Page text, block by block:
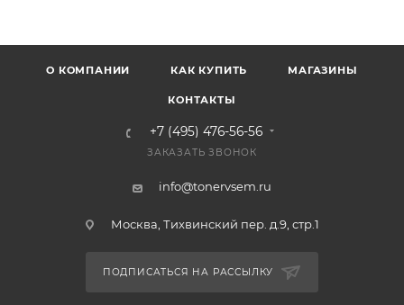
О КОМПАНИИ КАК КУПИТЬ МАГАЗИНЫ
КОНТАКТЫ
+7 (495) 476-56-56
ЗАКАЗАТЬ ЗВОНОК
info@tonervsem.ru
Москва, Тихвинский пер. д.9, стр.1
ПОДПИСАТЬСЯ НА РАССЫЛКУ